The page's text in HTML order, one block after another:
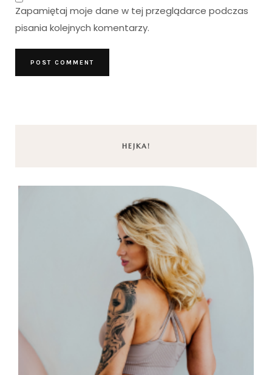
Zapamiętaj moje dane w tej przeglądarce podczas
pisania kolejnych komentarzy.
HEJKA!